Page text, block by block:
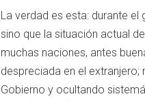
La verdad es esta: durante
sino que la situación actual
muchas naciones, antes
despreciada en el
Gobierno y ocultando